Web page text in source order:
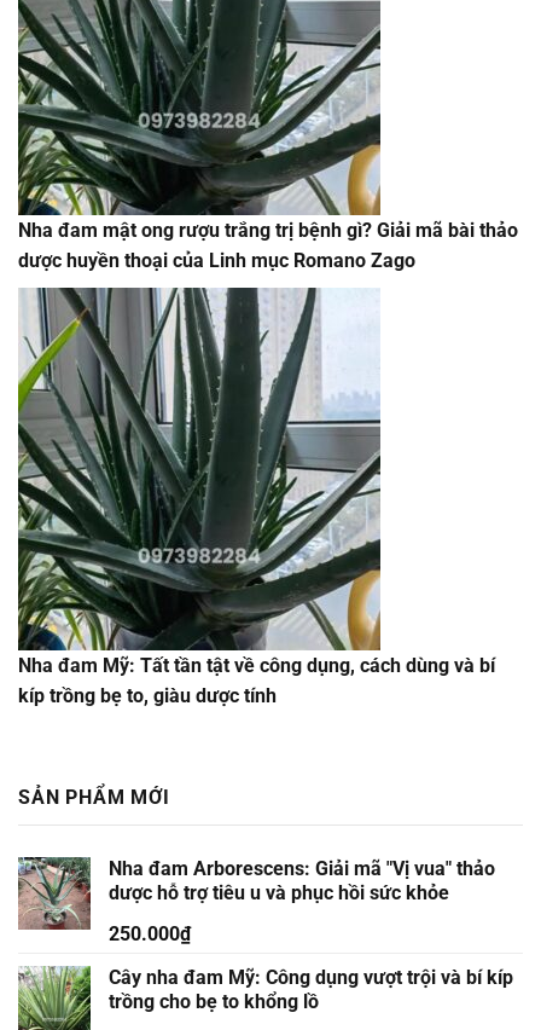
Nha đam mật ong rượu trắng trị bệnh gì? Giải mã bài thảo
dược huyền thoại của Linh mục Romano Zago
Nha đam Mỹ: Tất tần tật về công dụng, cách dùng và bí
kíp trồng bẹ to, giàu dược tính
SẢN PHẨM MỚI
Nha đam Arborescens: Giải mã "Vị vua" thảo
dược hỗ trợ tiêu u và phục hồi sức khỏe
250.000₫
Cây nha đam Mỹ: Công dụng vượt trội và bí kíp
trồng cho bẹ to khổng lồ